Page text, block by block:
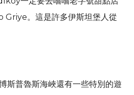
。這是許多伊斯坦堡人從
斯普魯斯海峽還有一些特別的遊